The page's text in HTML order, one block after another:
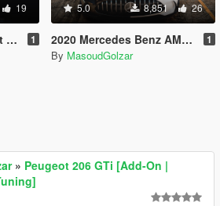
19
1
5.0 8,851 26
2020 Mercedes Benz AMG GT Black Series Livery 1
By MasoudGolzar
» Peugeot 206 GTi [Add-On |